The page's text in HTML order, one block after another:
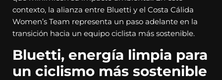
contexto, la alianza entre Bluetti y el Costa Cálida
Women’s Team representa un paso adelante en la
transición hacia un equipo ciclista más sostenible.
Bluetti, energía limpia para
un ciclismo más sostenible